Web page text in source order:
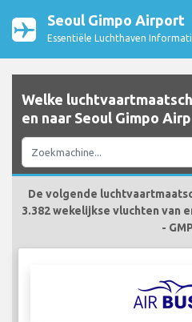
Seoul Gimpo Airport
Essentiële Luchthaven
Welke
en naar Seoul Gimpo
De volgende
3.382 wekelijkse vluchten van
-